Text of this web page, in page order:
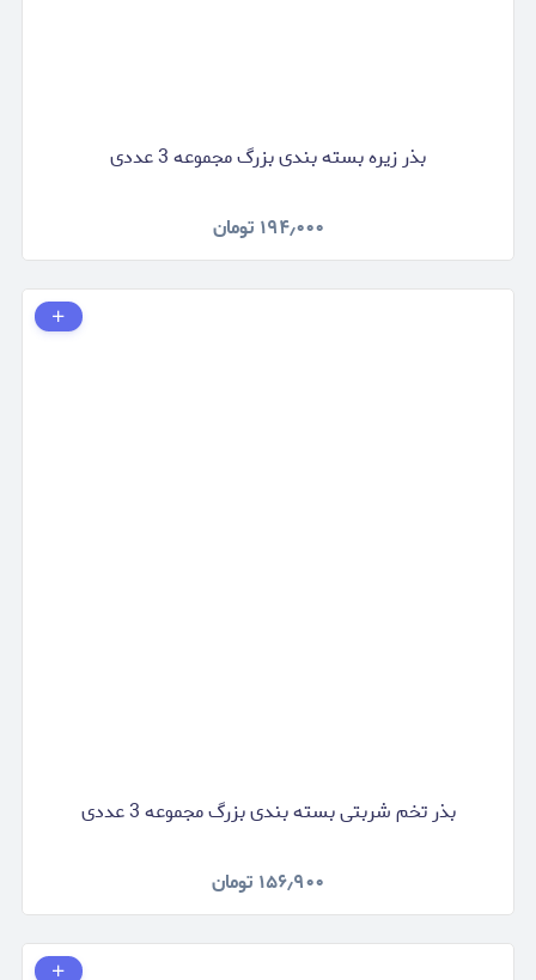
بذر زیره بسته بندی بزرگ مجموعه 3 عددی
۱۹۴٫۰۰۰ تومان
بذر تخم شربتی بسته بندی بزرگ مجموعه 3 عددی
۱۵۶٫۹۰۰ تومان